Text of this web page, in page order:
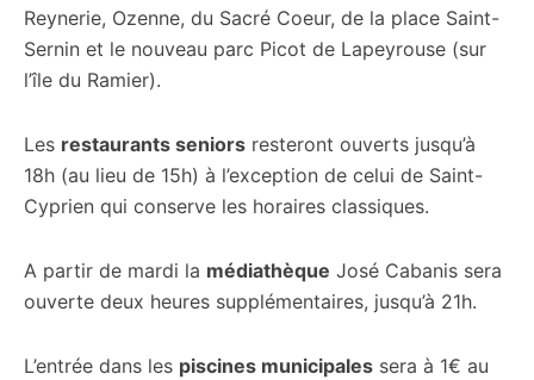
Reynerie, Ozenne, du Sacré Coeur, de la place Saint-
Sernin et le nouveau parc Picot de Lapeyrouse (sur
l’île du Ramier).
Les restaurants seniors resteront ouverts jusqu’à
18h (au lieu de 15h) à l’exception de celui de Saint-
Cyprien qui conserve les horaires classiques.
A partir de mardi la médiathèque José Cabanis sera
ouverte deux heures supplémentaires, jusqu’à 21h.
L’entrée dans les piscines municipales sera à 1€ au